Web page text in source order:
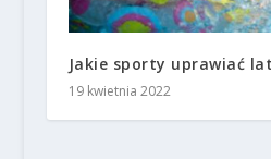
Jakie sporty uprawiać
19 kwietnia 2022